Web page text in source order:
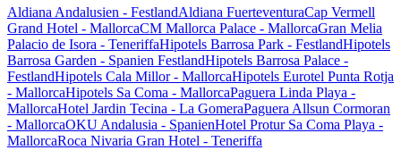
Aldiana Andalusien - FestlandAldiana FuerteventuraCap Vermell
Grand Hotel - MallorcaCM Mallorca Palace - MallorcaGran Melia
Palacio de Isora - TeneriffaHipotels Barrosa Park - FestlandHipotels
Barrosa Garden - Spanien FestlandHipotels Barrosa Palace -
FestlandHipotels Cala Millor - MallorcaHipotels Eurotel Punta Rotja
- MallorcaHipotels Sa Coma - MallorcaPaguera Linda Playa -
MallorcaHotel Jardin Tecina - La GomeraPaguera Allsun Cormoran
- MallorcaOKU Andalusia - SpanienHotel Protur Sa Coma Playa -
MallorcaRoca Nivaria Gran Hotel - Teneriffa